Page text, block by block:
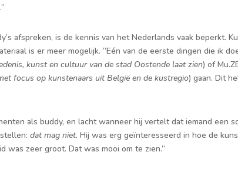
afspreken, is de kennis van het Nederlands vaak beperkt.
is er meer mogelijk. “Eén van de eerste dingen die ik
kunst en cultuur van de stad Oostende laat zien) of
focus op kunstenaars uit België en de kustregio) gaan. Dit
als buddy, en lacht wanneer hij vertelt dat iemand een
dat mag niet. Hij was erg geïnteresseerd in hoe de
was zeer groot. Dat was mooi om te zien.”